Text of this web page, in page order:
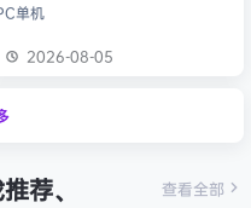
单机
2026-08-05
荐、 查看全部